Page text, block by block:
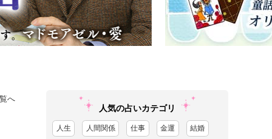
へ
人気の占いカテゴリ
人生 人間関係 仕事 金運 結婚